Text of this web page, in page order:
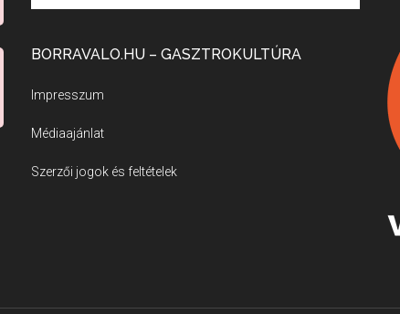
BORRAVALO.HU – GASZTROKULTÚRA
Impresszum
Médiaajánlat
Szerzői jogok és feltételek